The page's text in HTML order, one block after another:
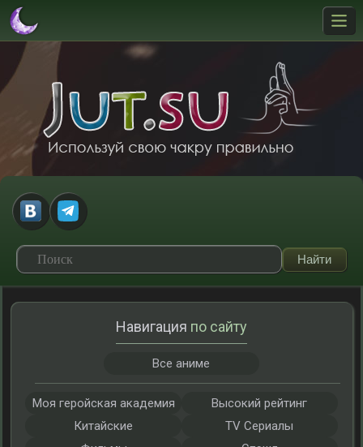
Навигация по сайту
Все аниме
Моя геройская академия
Высокий рейтинг
Китайские
TV Сериалы